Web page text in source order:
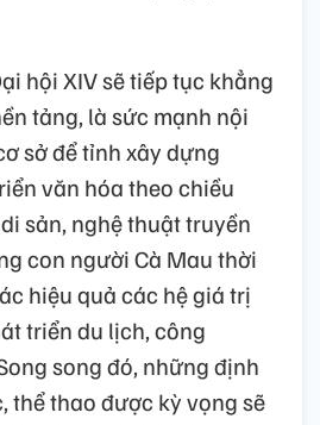
hội XIV sẽ tiếp tục khẳng
tảng, là sức mạnh nội
sở để tỉnh xây dựng
văn hóa theo chiều
sản, nghệ thuật truyền
con người Cà Mau thời
hiệu quả các hệ giá trị
triển du lịch, công
song đó, những định
thể thao được kỳ vọng sẽ